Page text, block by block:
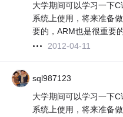
大学期间可以学习一下
系统上使用，将来准备
要的，ARM也是很重要
2012-04-11
sql987123
大学期间可以学习一下
系统上使用，将来准备